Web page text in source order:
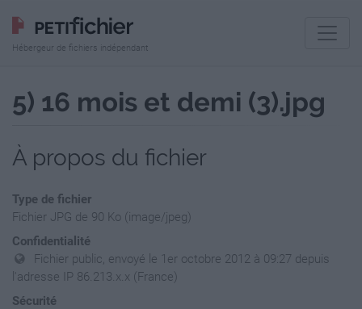
Hébergeur de fichiers indépendant
5) 16 mois et demi (3).jpg
À propos du fichier
Type de fichier
Fichier JPG de 90 Ko (image/jpeg)
Confidentialité
Fichier public, envoyé le 1er octobre 2012 à 09:27 depuis
l'adresse IP 86.213.x.x (France)
Sécurité